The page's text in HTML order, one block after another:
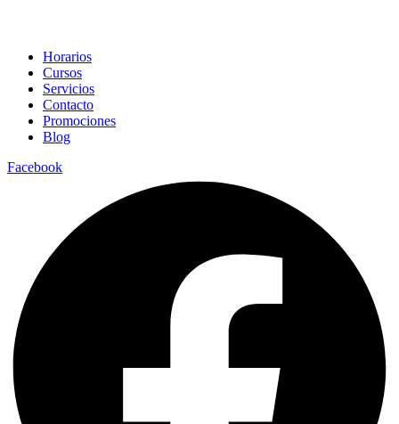
Horarios
Cursos
Servicios
Contacto
Promociones
Blog
Facebook